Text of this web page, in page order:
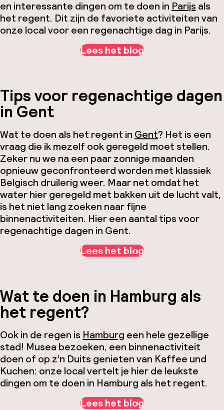
en interessante dingen om te doen in Parijs als
het regent. Dit zijn de favoriete activiteiten van
onze local voor een regenachtige dag in Parijs.
Lees het blog
Tips voor regenachtige dagen
in Gent
Wat te doen als het regent in Gent? Het is een
vraag die ik mezelf ook geregeld moet stellen.
Zeker nu we na een paar zonnige maanden
opnieuw geconfronteerd worden met klassiek
Belgisch druilerig weer. Maar net omdat het
water hier geregeld met bakken uit de lucht valt,
is het niet lang zoeken naar fijne
binnenactiviteiten. Hier een aantal tips voor
regenachtige dagen in Gent.
Lees het blog
Wat te doen in Hamburg als
het regent?
Ook in de regen is Hamburg een hele gezellige
stad! Musea bezoeken, een binnenactiviteit
doen of op z’n Duits genieten van Kaffee und
Kuchen: onze local vertelt je hier de leukste
dingen om te doen in Hamburg als het regent.
Lees het blog